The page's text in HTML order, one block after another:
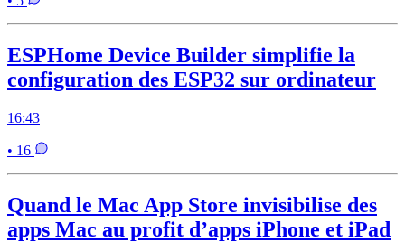
ESPHome Device Builder simplifie la
configuration des ESP32 sur ordinateur
16:43
• 16
Quand le Mac App Store invisibilise des
apps Mac au profit d’apps iPhone et iPad